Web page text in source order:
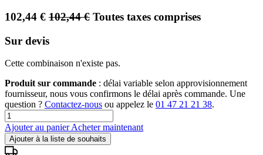
102,44 € 102,44€ Toutes taxes comprises
Sur devis
Cette combinaison n'existe pas.
Produit sur commande : délai variable selon approvisionnement
fournisseur, nous vous confirmons le délai après commande. Une
question ? Contactez-nous ou appelez le 01 47 21 21 38.
Ajouter au panierAcheter maintenant
Ajouter à la liste de souhaits